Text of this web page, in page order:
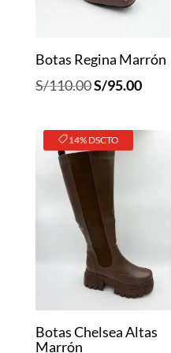
Botas Regina Marrón
S/110.00El
original
era:
S/110.00.
S/95.00El
actual
14% DSCTO
Botas Chelsea Altas
Marrón